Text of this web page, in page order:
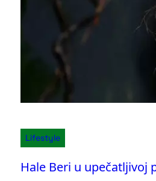
Lifestyle
Hale Beri u upečatljivoj